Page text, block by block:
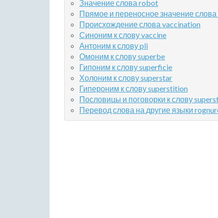
Значение слова robot
Прямое и переносное значение
Происхождение слова vaccination
Синоним к слову vaccine
Антоним к слову pli
Омоним к слову superbe
Гипоним к слову superficie
Холоним к слову superstar
Гипероним к слову superstition
Пословицы и поговорки к слову
Перевод слова на другие языки